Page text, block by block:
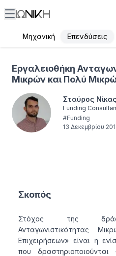
Μηχανική Επενδύσεις
Εργαλειοθήκη
Μικρών και Πολύ
Σταύρος Νίκας
Funding
#Funding
13 Δεκεμβρίου
Σκοπός
Στόχος της
Ανταγωνιστικότητας
Επιχειρήσεων» είναι η
που